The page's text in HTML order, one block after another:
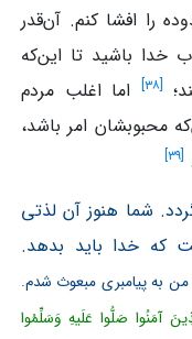
را افشا کنم. آن‌قدر
خدا باشید تا این‌که
[۳۸]
اما اغلب مردم
محبوبشان امر باشد،
[۳۹]
شما هنوز آن لذتی
که خدا باید بدهد.
من به پیامبری مبعوث شدم.
آمَنُوا صَلُّوا عَلَیهِ وَسَلِّمُوا